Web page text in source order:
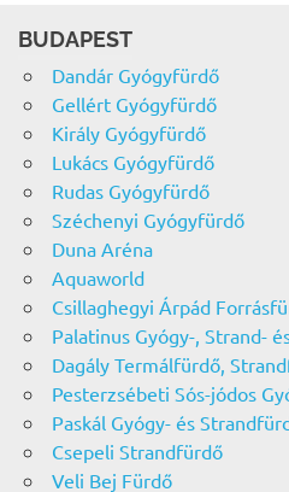
BUDAPEST
Dandár Gyógyfürdő
Gellért Gyógyfürdő
Király Gyógyfürdő
Lukács Gyógyfürdő
Rudas Gyógyfürdő
Széchenyi Gyógyfürdő
Duna Aréna
Aquaworld
Csillaghegyi Árpád
Palatinus Gyógy-, Strand-
Dagály Termálfürdő,
Pesterzsébeti Sós-jódos
Paskál Gyógy- és
Csepeli Strandfürdő
Veli Bej Fürdő